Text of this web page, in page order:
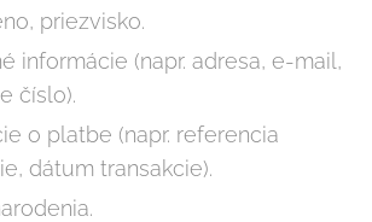
priezvisko.
informácie (napr. adresa, e-mail,
číslo).
o platbe (napr. referencia
dátum transakcie).